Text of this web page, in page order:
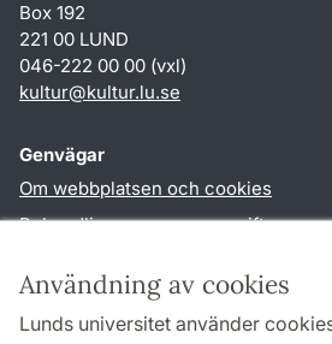
Användning av cookies
Lunds universitet använder
Box 192
221 00 LUND
046-222 00 00 (vxl)
kultur@kultur.lu.se
Genvägar
Om webbplatsen och cookies
Behandling av personuppgifter
TYPO3-login